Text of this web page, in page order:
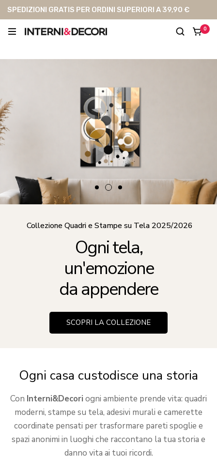
SPEDIZIONI GRATIS PER ORDINI SUPERIORI A 39,90 €
0
Homepage
Collezione Frasi Adesive e Stickers Murali 2025/2026
Un adesivo,
mille modi
per raccontarti
SCOPRI LA COLLEZIONE
Collezioni Camerette Complete 2025/2026
Una cameretta,
tanti sogni
da vivere
SCOPRI LA COLLEZIONE
Collezione Quadri e Stampe su Tela 2025/2026
Ogni tela,
un'emozione
da appendere
SCOPRI LA COLLEZIONE
Collezione Frasi Adesive e Stickers Murali 2025/2026
Un adesivo,
mille modi
per raccontarti
SCOPRI LA COLLEZIONE
Collezioni Camerette Complete 2025/2026
Una cameretta,
tanti sogni
da vivere
SCOPRI LA COLLEZIONE
Ogni casa custodisce una storia
Con Interni&Decori ogni ambiente prende vita: quadri
moderni, stampe su tela, adesivi murali e camerette
coordinate pensati per trasformare pareti spoglie e
spazi anonimi in luoghi che raccontano la tua storia e
danno vita ai tuoi ricordi.